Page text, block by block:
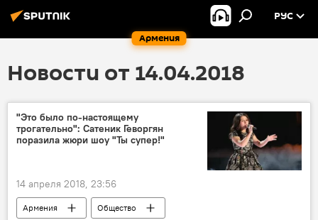
Армения
РУС
Новости от 14.04.2018
"Это было по-настоящему
трогательно": Сатеник Геворгян
поразила жюри шоу "Ты супер!"
14 апреля 2018, 23:56
Армения
Общество